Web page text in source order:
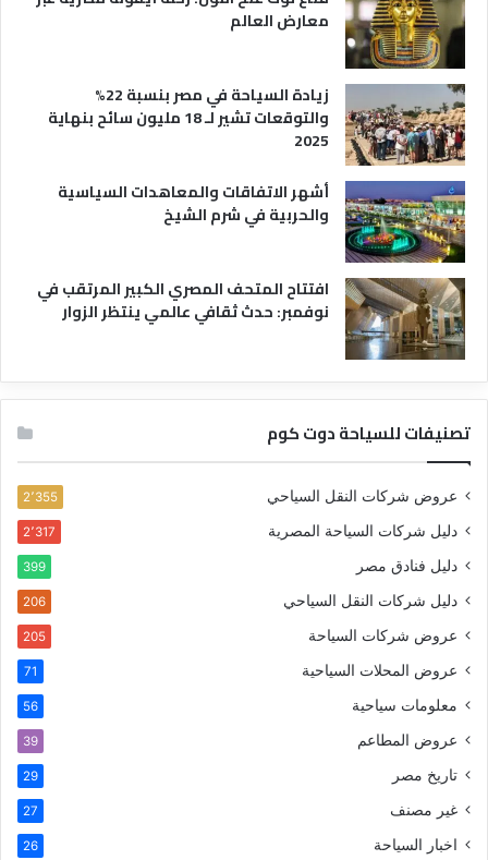
معارض العالم
زيادة السياحة في مصر بنسبة 22%
والتوقعات تشير لـ 18 مليون سائح بنهاية
2025
أشهر الاتفاقات والمعاهدات السياسية
والحربية في شرم الشيخ
افتتاح المتحف المصري الكبير المرتقب في
نوفمبر: حدث ثقافي عالمي ينتظر الزوار
تصنيفات للسياحة دوت كوم
عروض شركات النقل السياحي 2٬355
دليل شركات السياحة المصرية 2٬317
دليل فنادق مصر 399
دليل شركات النقل السياحي 206
عروض شركات السياحة 205
عروض المحلات السياحية 71
معلومات سياحية 56
عروض المطاعم 39
تاريخ مصر 29
غير مصنف 27
اخبار السياحة 26